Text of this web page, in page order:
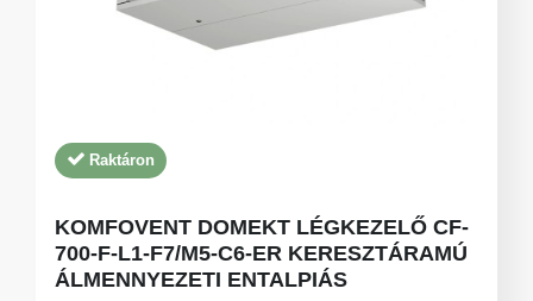
Raktáron
KOMFOVENT DOMEKT LÉGKEZELŐ CF-
700-F-L1-F7/M5-C6-ER KERESZTÁRAMÚ
ÁLMENNYEZETI ENTALPIÁS